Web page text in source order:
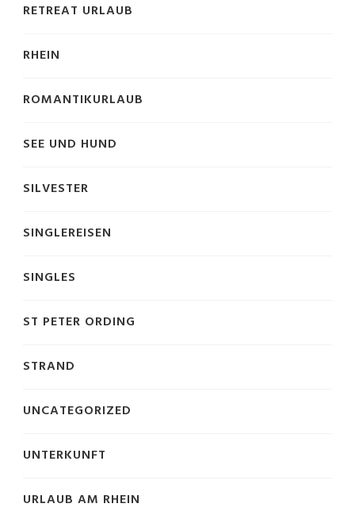
RETREAT URLAUB
RHEIN
ROMANTIKURLAUB
SEE UND HUND
SILVESTER
SINGLEREISEN
SINGLES
ST PETER ORDING
STRAND
UNCATEGORIZED
UNTERKUNFT
URLAUB AM RHEIN